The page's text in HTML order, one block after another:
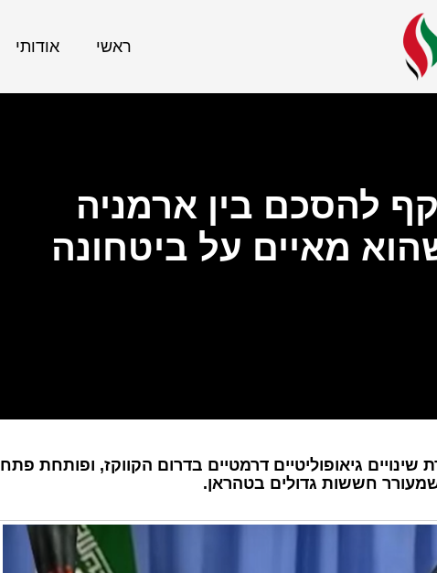
ראשי אודותי
להסכם בין ארמניה
מאיים על ביטחונה
גיאופוליטיים דרמטיים בדרום הקווקז, ופותחת פתח
חששות גדולים בטהראן.